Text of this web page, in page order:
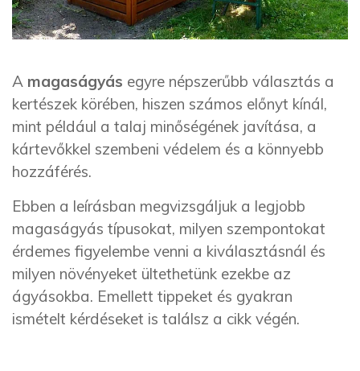
A magaságyás egyre népszerűbb választás a
kertészek körében, hiszen számos előnyt kínál,
mint például a talaj minőségének javítása, a
kártevőkkel szembeni védelem és a könnyebb
hozzáférés.
Ebben a leírásban megvizsgáljuk a legjobb
magaságyás típusokat, milyen szempontokat
érdemes figyelembe venni a kiválasztásnál és
milyen növényeket ültethetünk ezekbe az
ágyásokba. Emellett tippeket és gyakran
ismételt kérdéseket is találsz a cikk végén.